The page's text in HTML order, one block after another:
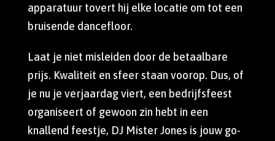
apparatuur tovert hij elke locatie om tot een
bruisende dancefloor.
Laat je niet misleiden door de betaalbare
prijs. Kwaliteit en sfeer staan voorop. Dus, of
je nu je verjaardag viert, een bedrijfsfeest
organiseert of gewoon zin hebt in een
knallend feestje, DJ Mister Jones is jouw go-